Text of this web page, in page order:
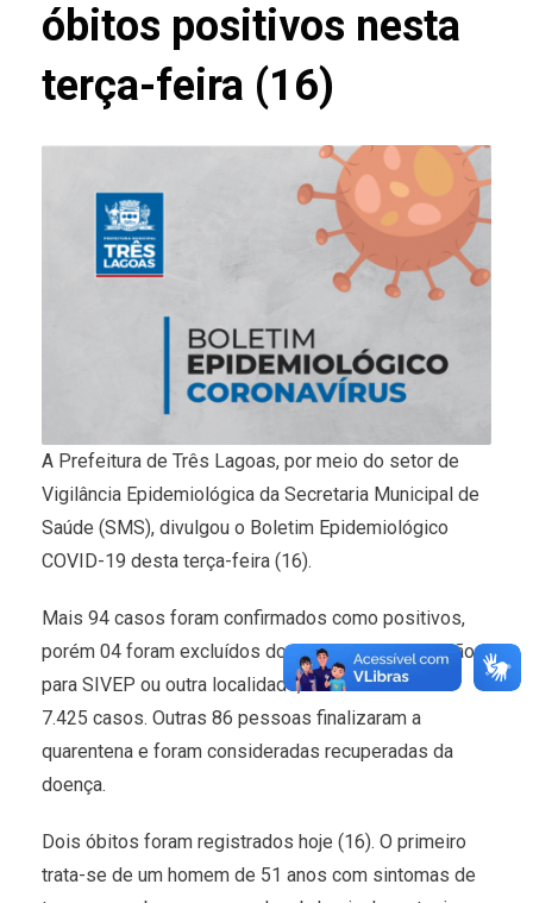
óbitos positivos nesta
terça-feira (16)
A Prefeitura de Três Lagoas, por meio do setor de
Vigilância Epidemiológica da Secretaria Municipal de
Saúde (SMS), divulgou o Boletim Epidemiológico
COVID-19 desta terça-feira (16).
Mais 94 casos foram confirmados como positivos,
porém 04 foram excluídos do E-SUS por exportação
para SIVEP ou outra localidade, totalizando assim
7.425 casos. Outras 86 pessoas finalizaram a
quarentena e foram consideradas recuperadas da
doença.
Dois óbitos foram registrados hoje (16). O primeiro
trata-se de um homem de 51 anos com sintomas de